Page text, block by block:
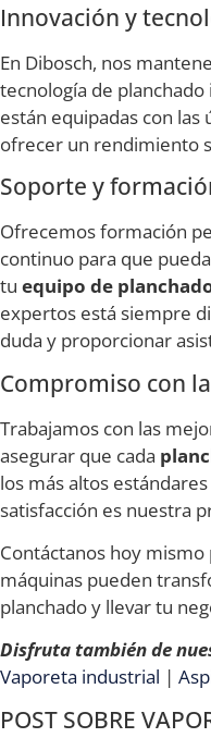
Innovación y
En Dibosch, nos
tecnología de
están equipadas con las
ofrecer un rendimiento
Soporte y
Ofrecemos formación
continuo para que
tu equipo de
expertos está siempre
duda y proporcionar
Compromiso con
Trabajamos con las
asegurar que cada
los más altos
satisfacción es nuestra
Contáctanos hoy
máquinas pueden
planchado y llevar tu
Disfruta también de
Vaporeta industrial |
POST SOBRE